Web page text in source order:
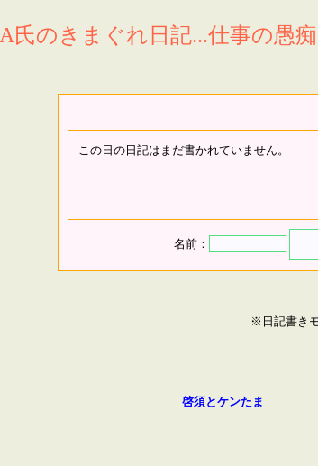
A氏のきまぐれ日記...仕事の愚
この日の日記はまだ書かれていません。
名前：
※日記書き
啓須とケンたま